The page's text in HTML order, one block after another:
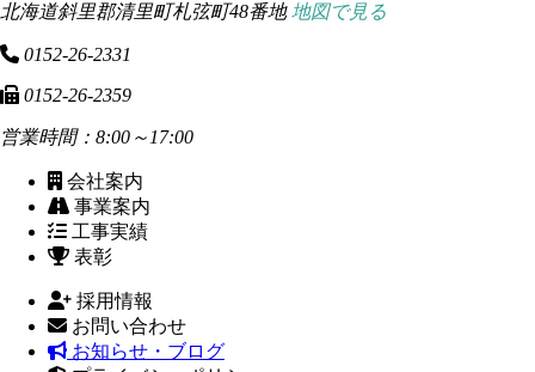
北海道斜里郡清里町札弦町48番地地図で見る
0152-26-2331
0152-26-2359
営業時間：8:00～17:00
会社案内
事業案内
工事実績
表彰
採用情報
お問い合わせ
お知らせ・ブログ